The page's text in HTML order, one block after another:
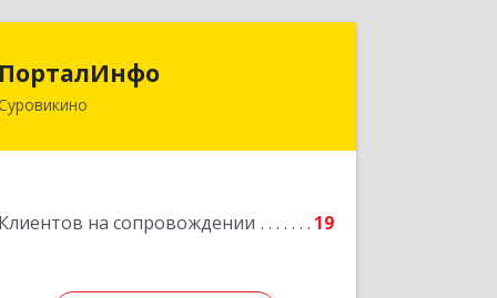
ПорталИнфо
Клиентов на сопровождении 19
404414, г.Суровкино Волгоградской